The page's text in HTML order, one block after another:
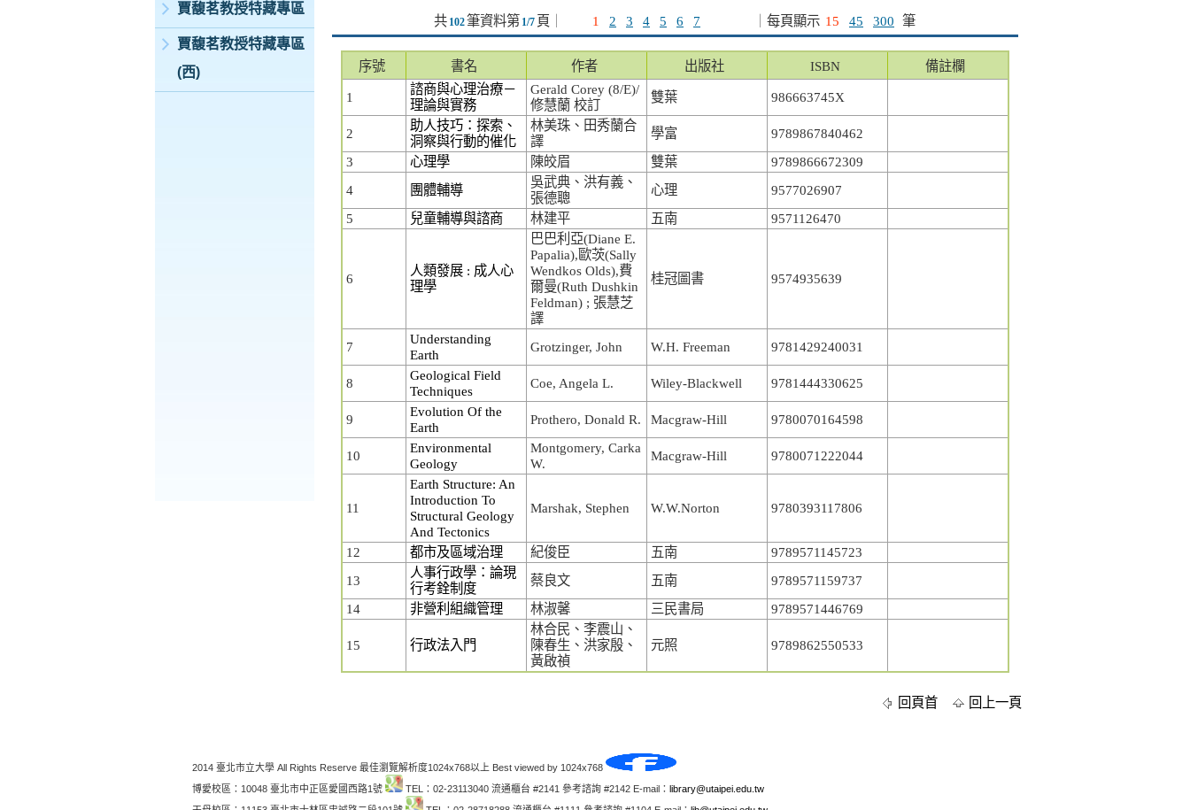
賈馥茗教授特藏專區
賈馥茗教授特藏專區
(西)
共 102筆資料第 1/7 頁 1 2 3 4 5 6 7 每頁顯示 15 45 300 筆
序號 書名 作者 出版社 ISBN 備註欄
1
諮商與心理治療－
理論與實務
Gerald Corey (8/E)/
修慧蘭 校訂
雙葉 986663745X
2
助人技巧：探索、
洞察與行動的催化
林美珠、田秀蘭合
譯
學富
9789867840462
3
心理學 陳皎眉 雙葉
9789866672309
4
團體輔導
吳武典、洪有義、
張德聰
心理
9577026907
5
兒童輔導與諮商 林建平 五南 9571126470
6
人類發展 : 成人心
理學
巴巴利亞(Diane E.
Papalia),歐茨(Sally
Wendkos Olds),費
爾曼(Ruth Dushkin
Feldman) ; 張慧芝
譯
桂冠圖書 9574935639
7
Understanding
Earth
Grotzinger, John W.H. Freeman 9781429240031
8
Geological Field
Techniques
Coe, Angela L. Wiley-Blackwell 9781444330625
9
Evolution Of the
Earth
Prothero, Donald R. Macgraw-Hill 9780070164598
10
Environmental
Geology
Montgomery, Carka
W.
Macgraw-Hill 9780071222044
11
Earth Structure: An
Introduction To
Structural Geology
And Tectonics
Marshak, Stephen W.W.Norton 9780393117806
12 都市及區域治理 紀俊臣 五南
9789571145723
13
人事行政學：論現
行考銓制度
蔡良文 五南
9789571159737
14
非營利組織管理 林淑馨 三民書局 9789571446769
15 行政法入門
林合民、李震山、
陳春生、洪家殷、
黃啟禎
元照 9789862550533
回頁首 回上一頁
2014 臺北市立大學 All Rights Reserve 最佳瀏覽解析度1024x768以上 Best viewed by 1024x768
博愛校區：10048 臺北市中正區愛國西路1號
TEL：02-23113040 流通櫃台 #2141 參考諮詢 #2142 E-mail： library@utaipei.edu.tw